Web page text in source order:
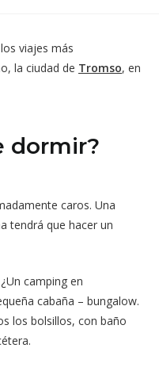
viajes más
la ciudad de Tromso, en
dormir?
caros. Una
tendrá que hacer un
camping en
cabaña – bungalow.
los bolsillos, con baño